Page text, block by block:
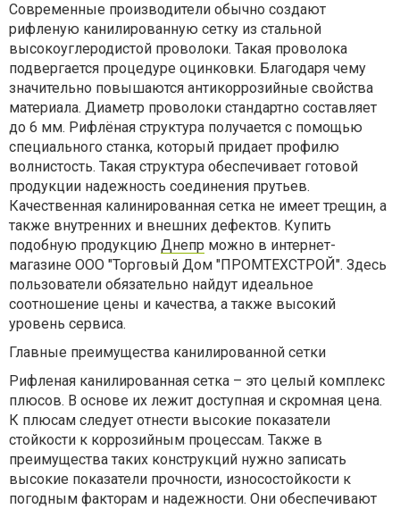
Современные производители обычно создают
рифленую канилированную сетку из стальной
высокоуглеродистой проволоки. Такая проволока
подвергается процедуре оцинковки. Благодаря чему
значительно повышаются антикоррозийные свойства
материала. Диаметр проволоки стандартно составляет
до 6 мм. Рифлёная структура получается с помощью
специального станка, который придает профилю
волнистость. Такая структура обеспечивает готовой
продукции надежность соединения прутьев.
Качественная калинированная сетка не имеет трещин, а
также внутренних и внешних дефектов. Купить
подобную продукцию Днепр можно в интернет-
магазине ООО "Торговый Дом "ПРОМТЕХСТРОЙ". Здесь
пользователи обязательно найдут идеальное
соотношение цены и качества, а также высокий
уровень сервиса.
Главные преимущества канилированной сетки
Рифленая канилированная сетка – это целый комплекс
плюсов. В основе их лежит доступная и скромная цена.
К плюсам следует отнести высокие показатели
стойкости к коррозийным процессам. Также в
преимущества таких конструкций нужно записать
высокие показатели прочности, износостойкости к
погодным факторам и надежности. Они обеспечивают